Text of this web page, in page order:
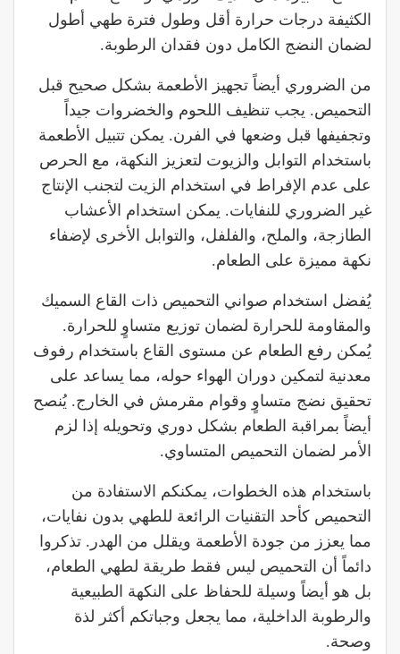
الكثيفة درجات حرارة أقل وطول فترة طهي أطول
لضمان النضج الكامل دون فقدان الرطوبة.
من الضروري أيضاً تجهيز الأطعمة بشكل صحيح قبل
التحميص. يجب تنظيف اللحوم والخضروات جيداً
وتجفيفها قبل وضعها في الفرن. يمكن تتبيل الأطعمة
باستخدام التوابل والزيوت لتعزيز النكهة، مع الحرص
على عدم الإفراط في استخدام الزيت لتجنب الإنتاج
غير الضروري للنفايات. يمكن استخدام الأعشاب
الطازجة، والملح، والفلفل، والتوابل الأخرى لإضفاء
نكهة مميزة على الطعام.
يُفضل استخدام صواني التحميص ذات القاع السميك
والمقاومة للحرارة لضمان توزيع متساوٍ للحرارة.
يُمكن رفع الطعام عن مستوى القاع باستخدام رفوف
معدنية لتمكين دوران الهواء حوله، مما يساعد على
تحقيق نضج متساوٍ وقوام مقرمش في الخارج. يُنصح
أيضاً بمراقبة الطعام بشكل دوري وتحويله إذا لزم
الأمر لضمان التحميص المتساوي.
باستخدام هذه الخطوات، يمكنكم الاستفادة من
التحميص كأحد التقنيات الرائعة للطهي بدون نفايات،
مما يعزز من جودة الأطعمة ويقلل من الهدر. تذكروا
دائماً أن التحميص ليس فقط طريقة لطهي الطعام،
بل هو أيضاً وسيلة للحفاظ على النكهة الطبيعية
والرطوبة الداخلية، مما يجعل وجباتكم أكثر لذة
وصحة.